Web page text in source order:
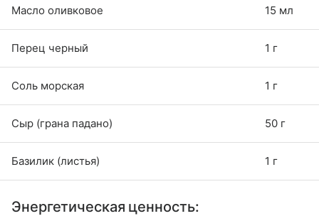
Масло оливковое 15 мл
Перец черный 1 г
Соль морская 1 г
Сыр (грана падано) 50 г
Базилик (листья) 1 г
Энергетическая ценность: